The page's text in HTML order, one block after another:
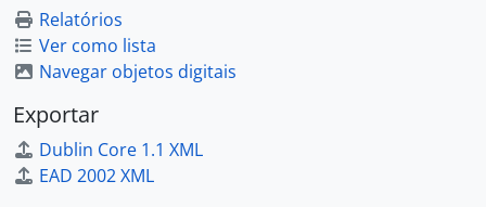
Relatórios
Ver como lista
Navegar objetos digitais
Exportar
Dublin Core 1.1 XML
EAD 2002 XML